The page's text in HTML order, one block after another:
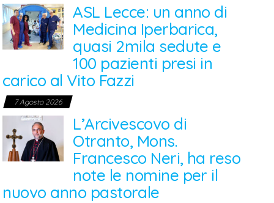
ASL Lecce: un anno di
Medicina Iperbarica,
quasi 2mila sedute e
100 pazienti presi in
carico al Vito Fazzi
7 Agosto 2026
L’Arcivescovo di
Otranto, Mons.
Francesco Neri, ha reso
note le nomine per il
nuovo anno pastorale